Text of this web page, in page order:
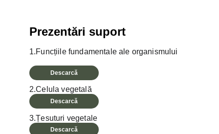
Prezentări suport
1.Funcțiile fundamentale ale organismului
Descarcă
2.Celula vegetală
Descarcă
3.Țesuturi vegetale
Descarcă